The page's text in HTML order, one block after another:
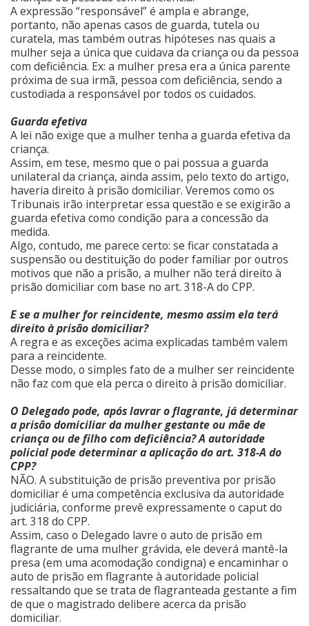
A expressão “responsável” é ampla e abrange,
portanto, não apenas casos de guarda, tutela ou
curatela, mas também outras hipóteses nas quais a
mulher seja a única que cuidava da criança ou da pessoa
com deficiência. Ex: a mulher presa era a única parente
próxima de sua irmã, pessoa com deficiência, sendo a
custodiada a responsável por todos os cuidados.
Guarda efetiva
A lei não exige que a mulher tenha a guarda efetiva da
criança.
Assim, em tese, mesmo que o pai possua a guarda
unilateral da criança, ainda assim, pelo texto do artigo,
haveria direito à prisão domiciliar. Veremos como os
Tribunais irão interpretar essa questão e se exigirão a
guarda efetiva como condição para a concessão da
medida.
Algo, contudo, me parece certo: se ficar constatada a
suspensão ou destituição do poder familiar por outros
motivos que não a prisão, a mulher não terá direito à
prisão domiciliar com base no art. 318-A do CPP.
E se a mulher for reincidente, mesmo assim ela terá
direito à prisão domiciliar?
A regra e as exceções acima explicadas também valem
para a reincidente.
Desse modo, o simples fato de a mulher ser reincidente
não faz com que ela perca o direito à prisão domiciliar.
O Delegado pode, após lavrar o flagrante, já determinar
a prisão domiciliar da mulher gestante ou mãe de
criança ou de filho com deficiência? A autoridade
policial pode determinar a aplicação do art. 318-A do
CPP?
NÃO. A substituição de prisão preventiva por prisão
domiciliar é uma competência exclusiva da autoridade
judiciária, conforme prevê expressamente o caput do
art. 318 do CPP.
Assim, caso o Delegado lavre o auto de prisão em
flagrante de uma mulher grávida, ele deverá mantê-la
presa (em uma acomodação condigna) e encaminhar o
auto de prisão em flagrante à autoridade policial
ressaltando que se trata de flagranteada gestante a fim
de que o magistrado delibere acerca da prisão
domiciliar.